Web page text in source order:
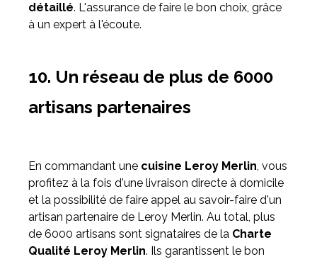
détaillé. L'assurance de faire le bon choix, grâce
à un expert à l'écoute.
10. Un réseau de plus de 6000
artisans partenaires
En commandant une cuisine Leroy Merlin, vous
profitez à la fois d'une livraison directe à domicile
et la possibilité de faire appel au savoir-faire d'un
artisan partenaire de Leroy Merlin. Au total, plus
de 6000 artisans sont signataires de la Charte
Qualité Leroy Merlin. Ils garantissent le bon